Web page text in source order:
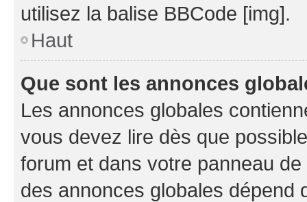
utilisez la balise BBCode [img].
Haut
Que sont les annonces
Les annonces globales
vous devez lire dès que
forum et dans votre panneau
des annonces globales dépend